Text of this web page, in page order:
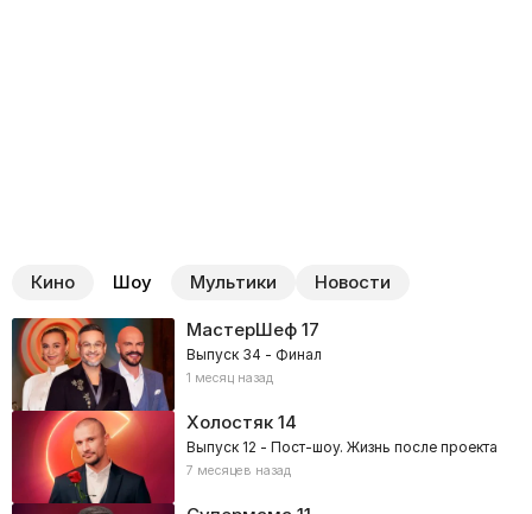
Кино Шоу Мультики Новости
МастерШеф17
Выпуск 34 - Финал
1 месяц назад
Холостяк14
Выпуск 12 - Пост-шоу. Жизнь после проекта
7 месяцев назад